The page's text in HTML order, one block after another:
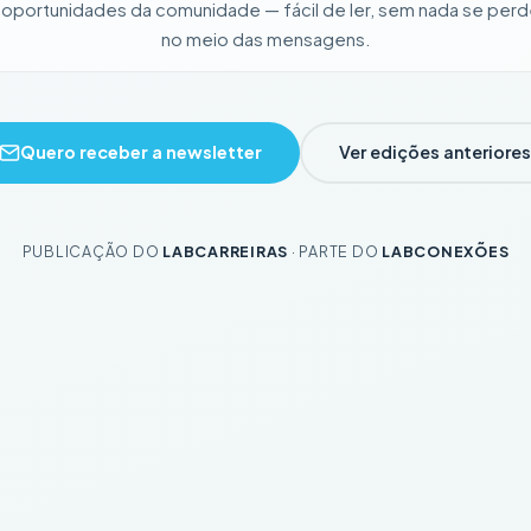
da comunidade — fácil de ler, sem nada se
no meio das mensagens.
Quero receber a newsletter Ver edições anteriores
PUBLICAÇÃO DO LABCARREIRAS · PARTE DO LABCONEXÕES